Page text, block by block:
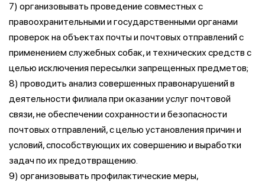
7) организовывать проведение совместных с
правоохранительными и государственными органами
проверок на объектах почты и почтовых отправлений с
применением служебных собак, и технических средств с
целью исключения пересылки запрещенных предметов;
8) проводить анализ совершенных правонарушений в
деятельности филиала при оказании услуг почтовой
связи, не обеспечении сохранности и безопасности
почтовых отправлений, с целью установления причин и
условий, способствующих их совершению и выработки
задач по их предотвращению.
9) организовывать профилактические меры,